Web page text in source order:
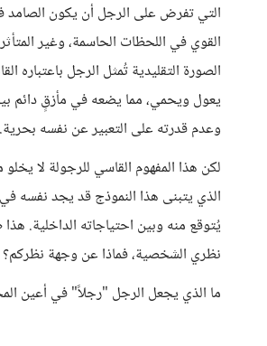
التي تفرض على الرجل أن يكون
القوي في اللحظات الحاسمة، وغير
الصورة التقليدية تُمثل الرجل باعتباره
يعول ويحمي، مما يضعه في مأزقٍ دائم
وعدم قدرته على التعبير عن نفسه بحرية.
لكن هذا المفهوم القاسي للرجولة لا
الذي يتبنى هذا النموذج قد يجد نفسه
يُتوقع منه وبين احتياجاته الداخلية.
نظري الشخصية، فماذا عن وجهة نظركم؟
ما الذي يجعل الرجل "رجلاً" في أعين